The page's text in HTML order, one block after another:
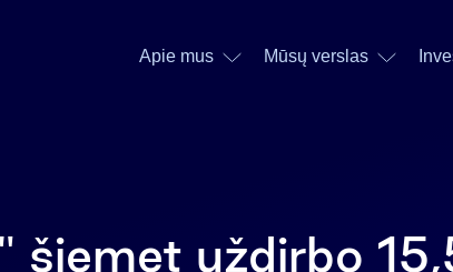
Apie mus Mūsų verslas
šiemet uždirbo